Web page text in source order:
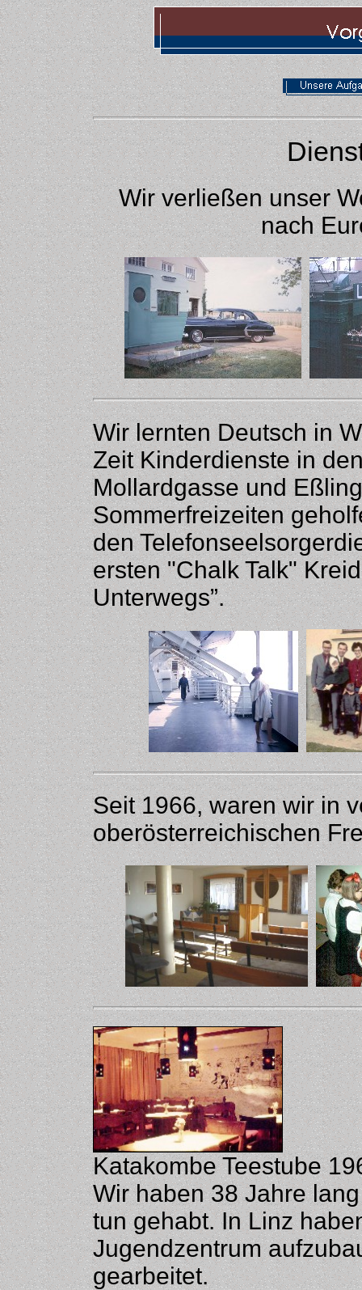
Wir verließen unser
nach
Wir lernten Deutsch in
Zeit Kinderdienste in
Mollardgasse und
Sommerfreizeiten
den
ersten "Chalk Talk"
Unterwegs”.
Seit 1966, waren wir in
oberösterreichischen
Katakombe Teestube
Wir haben 38 Jahre
tun gehabt. In Linz
Jugendzentrum
gearbeitet.